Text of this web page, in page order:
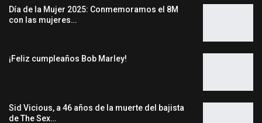
Día de la Mujer 2025: Conmemoramos el 8M
con las mujeres…
¡Feliz cumpleaños Bob Marley!
Sid Vicious, a 46 años de la muerte del bajista
de The Sex…